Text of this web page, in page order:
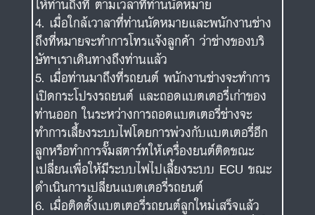
ท่านออก ในระหว่างการถอดแบตเตอรี่ช่างจะ
ทำการเลี้ยงระบบไฟโดยการพ่วงกับแบตเตอรี่อีก
ลูกหรือทำการจั๊มสตาร์ทให้เครื่องยนต์ติดขณะ
เปลี่ยนเพื่อให้มีระบบไฟไปเลี้ยงระบบ ECU ขณะ
ดำเนินการเปลี่ยนแบตเตอรี่รถยนต์
เมื่อติดตั้งแบตเตอรี่รถยนต์ลูกใหม่เสร็จแล้ว
ช่างจะทำการตรวจเช็คไดชาร์จและระบบไฟเพื่อให้
คำแนะนำกับท่านต่อไป
ท่านจะได้รับใบกำกับภาษีแลใบส่งของพร้อมใบ
เสร็จรับเงินเพื่อยืนยันการชำระเงิน และเซ็นรับ
สินค้าถูกต้องตามลำดับ